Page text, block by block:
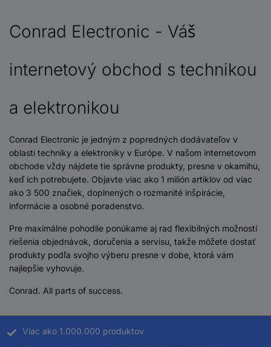
Conrad Electronic - Váš
internetový obchod s technikou
a elektronikou
Conrad Electronic je jedným z popredných dodávateľov v
oblasti techniky a elektroniky v Európe. V našom internetovom
obchode vždy nájdete tie správne produkty, presne v okamihu,
keď ich potrebujete. Objavte viac ako 1 milión artiklov od viac
ako 3 500 značiek, doplnených o rozmanité inšpirácie,
informácie a osobné poradenstvo.
Pre maximálne pohodlie ponúkame aj rad flexibilných možností
riešenia objednávok, doručenia a servisu, takže môžete dostať
produkty podľa svojho výberu presne v dobe, ktorá vám
najlepšie vyhovuje.
Conrad. All parts of success.
Viac ako 1.000.000 produktov